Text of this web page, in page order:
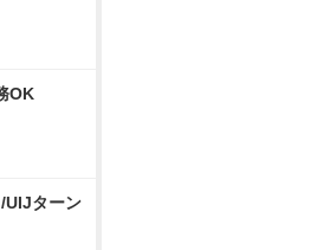
OK
UIJターン